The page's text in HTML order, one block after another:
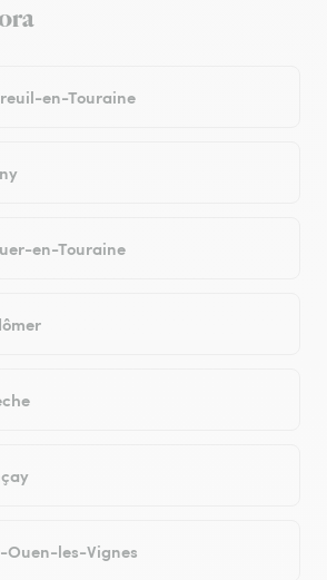
en-Touraine
en-Touraine
Ouen-les-Vignes